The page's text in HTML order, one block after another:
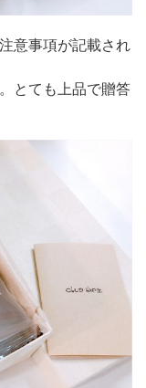
意事項が記載され
とても上品で贈答